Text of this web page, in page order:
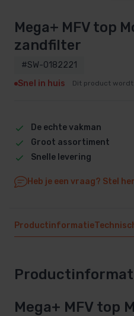
Mega+ MFV top
zandfilter
#SW-0182221
Snel in huis
Dit product
De echte vakman
Groot assortiment
Snelle levering
Heb je een vraag? Stel
Productinformatie
Mega+ MFV top